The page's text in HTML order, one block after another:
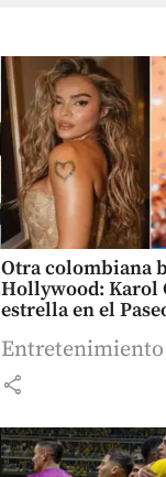
Otra colombiana
Hollywood: Karol
estrella en el
Entretenimiento
share